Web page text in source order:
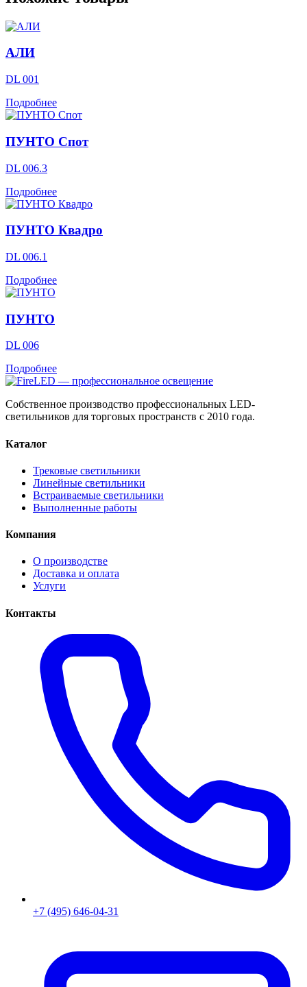
АЛИ
DL 001
Подробнее
ПУНТО Спот
DL 006.3
Подробнее
ПУНТО Квадро
DL 006.1
Подробнее
ПУНТО
DL 006
Подробнее
Собственное производство профессиональных LED-
светильников для торговых пространств с 2010 года.
Каталог
Трековые светильники
Линейные светильники
Встраиваемые светильники
Выполненные работы
Компания
О производстве
Доставка и оплата
Услуги
Контакты
+7 (495) 646-04-31